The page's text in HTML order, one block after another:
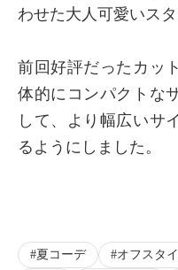
わせた大人可愛いスタ
前回好評だったカッ
体的にコンパクトな
して、より幅広いサ
るようにしました。
夏コーデ オフスタ